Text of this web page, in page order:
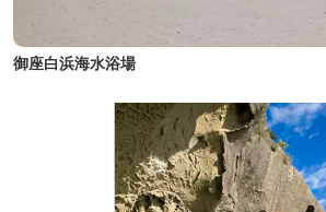
御座白浜海水浴場